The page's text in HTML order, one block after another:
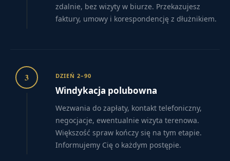
zdalnie, bez wizyty w biurze. Przekazujesz
faktury, umowy i korespondencję z dłużnikiem.
3 DZIEŃ 2–90
Windykacja polubowna
Wezwania do zapłaty, kontakt telefoniczny,
negocjacje, ewentualnie wizyta terenowa.
Większość spraw kończy się na tym etapie.
Informujemy Cię o każdym postępie.